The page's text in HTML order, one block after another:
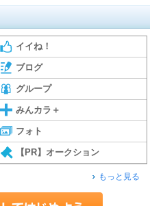
イイね！
ブログ
グループ
みんカラ＋
フォト
【PR】オークション
もっと見る